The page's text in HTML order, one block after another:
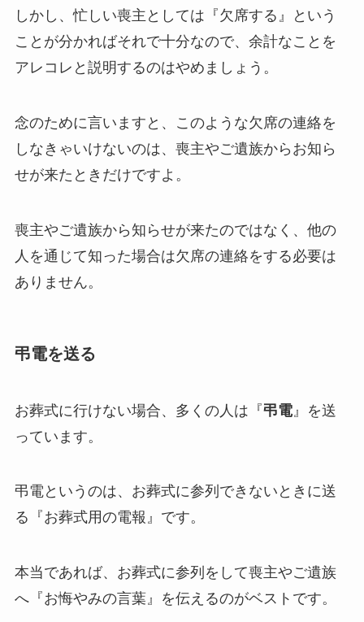
しかし、忙しい喪主としては『欠席する』という
ことが分かればそれで十分なので、余計なことを
アレコレと説明するのはやめましょう。
念のために言いますと、このような欠席の連絡を
しなきゃいけないのは、喪主やご遺族からお知ら
せが来たときだけですよ。
喪主やご遺族から知らせが来たのではなく、他の
人を通じて知った場合は欠席の連絡をする必要は
ありません。
弔電を送る
お葬式に行けない場合、多くの人は『弔電』を送
っています。
弔電というのは、お葬式に参列できないときに送
る『お葬式用の電報』です。
本当であれば、お葬式に参列をして喪主やご遺族
へ『お悔やみの言葉』を伝えるのがベストです。